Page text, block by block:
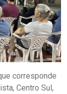
corresponde
Centro Sul,